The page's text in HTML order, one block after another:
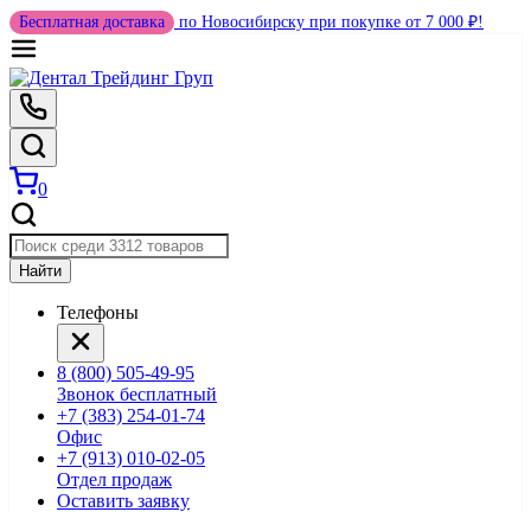
Бесплатная доставка по Новосибирску при покупке от 7 000 ₽!
0
Найти
Телефоны
8 (800) 505-49-95
Звонок бесплатный
+7 (383) 254-01-74
Офис
+7 (913) 010-02-05
Отдел продаж
Оставить заявку